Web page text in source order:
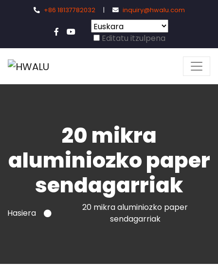
+86 18137782032 | inquiry@hwalu.com
Editatu itzulpena
20 mikra
aluminiozko paper
sendagarriak
Hasiera
20 mikra aluminiozko paper
sendagarriak